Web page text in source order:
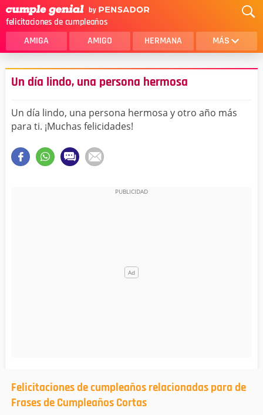
felicitaciones de cumpleaños
AMIGA AMIGO HERMANA MÁS
MAMA
AMOR
SOBRINA
HIJA
NOVIA
Un día lindo, una persona hermosa
Un día lindo, una persona hermosa y otro año más
para ti. ¡Muchas felicidades!
Felicitaciones de cumpleaños relacionadas para de
Frases de Cumpleaños Cortas